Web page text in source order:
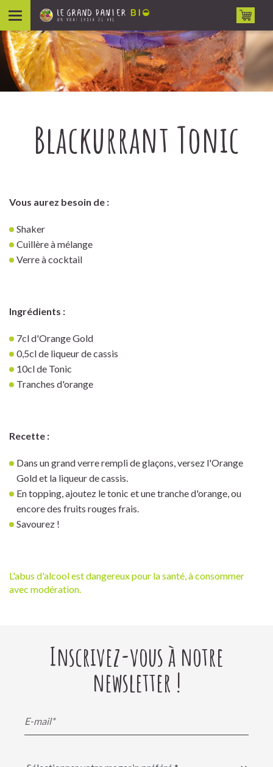
Aller au contenu
Blackurrant Tonic
Vous aurez besoin de :
Shaker
Cuillère à mélange
Verre à cocktail
Ingrédients :
7cl d'Orange Gold
0,5cl de liqueur de cassis
10cl de Tonic
Tranches d'orange
Recette :
Dans un grand verre rempli de glaçons, versez l'Orange
Gold et la liqueur de cassis.
En topping, ajoutez le tonic et une tranche d'orange, ou
encore des fruits rouges frais.
Savourez !
L'abus d'alcool est dangereux pour la santé, à consommer
avec modération.
Inscrivez-vous à notre
newsletter !